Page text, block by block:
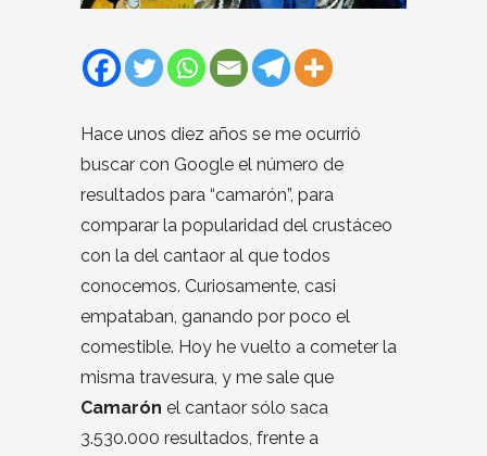
Hace unos diez años se me ocurrió
buscar con Google el número de
resultados para “camarón”, para
comparar la popularidad del crustáceo
con la del cantaor al que todos
conocemos. Curiosamente, casi
empataban, ganando por poco el
comestible. Hoy he vuelto a cometer la
misma travesura, y me sale que
Camarón el cantaor sólo saca
3.530.000 resultados, frente a